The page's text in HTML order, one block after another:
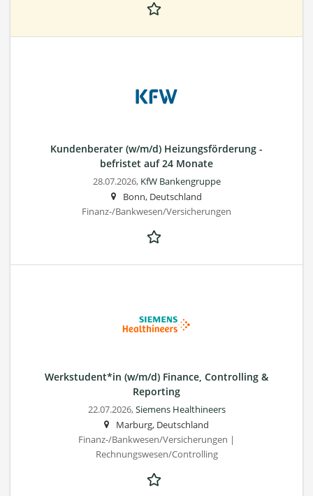
Kundenberater (w/m/d) Heizungsförderung -
befristet auf 24 Monate
28.07.2026, KfW Bankengruppe
Bonn, Deutschland
Finanz-/Bankwesen/Versicherungen
Werkstudent*in (w/m/d) Finance, Controlling &
Reporting
22.07.2026,Siemens Healthineers
Marburg, Deutschland
Finanz-/Bankwesen/Versicherungen |
Rechnungswesen/Controlling